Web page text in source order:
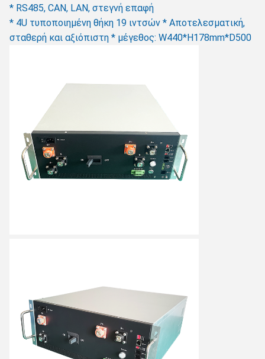
* RS485, CAN, LAN, στεγνή επαφή
* 4U τυποποιημένη θήκη 19 ιντσών * Αποτελεσματική,
σταθερή και αξιόπιστη * μέγεθος: W440*H178mm*D500